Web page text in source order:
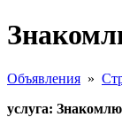
Объявления »
услуга: